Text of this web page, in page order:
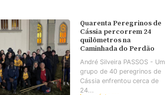
Quarenta Peregrinos de
Cássia percorrem 24
quilômetros na
Caminhada do Perdão
André Silveira PASSOS - Um
grupo de 40 peregrinos de
Cássia enfrentou cerca de
24...